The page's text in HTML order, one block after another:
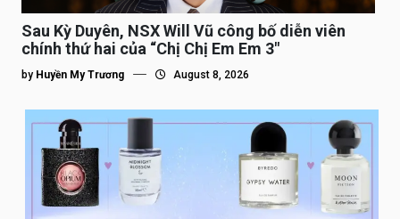
Sau Kỳ Duyên, NSX Will Vũ công bố diễn viên
chính thứ hai của “Chị Chị Em Em 3″
by Huyền My Trương August 8, 2026